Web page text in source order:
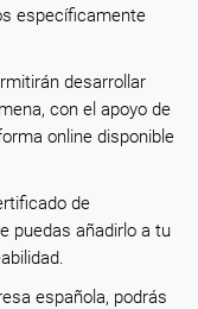
específicamente
desarrollar
con el apoyo de
online disponible
de
puedas añadirlo a tu
española, podrás